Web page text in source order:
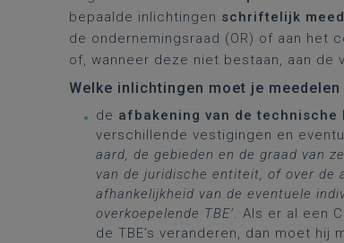
bepaalde inlichtingen schriftelijk
de ondernemingsraad (OR) of aan het
of, wanneer deze niet bestaan, aan de
Welke inlichtingen moet je meedelen
de afbakening van de technische
verschillende vestigingen en
aard, de gebieden en de graad van
van de juridische entiteit, of over de
afhankelijkheid van de eventuele
overkoepelende TBE’. Als er al een
de TBE’s veranderen, dan moet